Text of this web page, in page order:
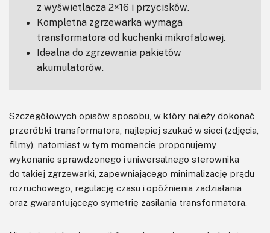
z wyświetlacza 2×16 i przycisków.
Kompletna zgrzewarka wymaga
transformatora od kuchenki mikrofalowej.
Idealna do zgrzewania pakietów
akumulatorów.
Szczegółowych opisów sposobu, w który należy dokonać
przeróbki transformatora, najlepiej szukać w sieci (zdjęcia,
filmy), natomiast w tym momencie proponujemy
wykonanie sprawdzonego i uniwersalnego sterownika
do takiej zgrzewarki, zapewniającego minimalizację prądu
rozruchowego, regulację czasu i opóźnienia zadziałania
oraz gwarantującego symetrię zasilania transformatora.